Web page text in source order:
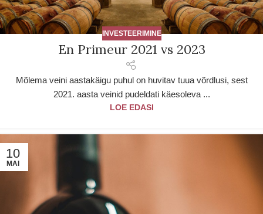
INVESTEERIMINE
En Primeur 2021 vs 2023
Mõlema veini aastakäigu puhul on huvitav tuua võrdlusi, sest
2021. aasta veinid pudeldati käesoleva ...
LOE EDASI
10
MAI